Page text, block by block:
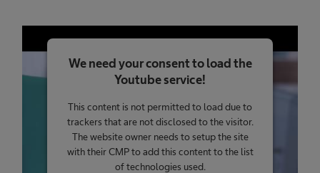
We need your consent to load the
Youtube service!
This content is not permitted to load due to
trackers that are not disclosed to the visitor.
The website owner needs to setup the site
with their CMP to add this content to the list
of technologies used.